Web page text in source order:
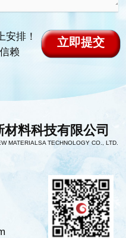
安排！
赖
材料科技有限公司
MATERIALSA TECHNOLOGY CO., LTD.